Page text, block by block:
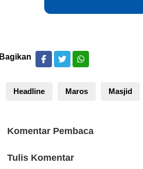
Bagikan
Headline Maros Masjid
Komentar Pembaca
Tulis Komentar